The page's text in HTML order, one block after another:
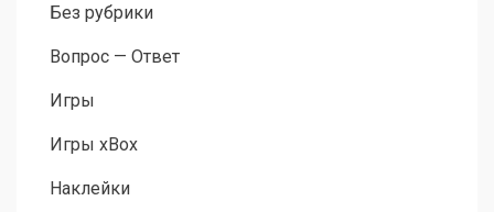
Без рубрики
Вопрос — Ответ
Игры
Игры xBox
Наклейки